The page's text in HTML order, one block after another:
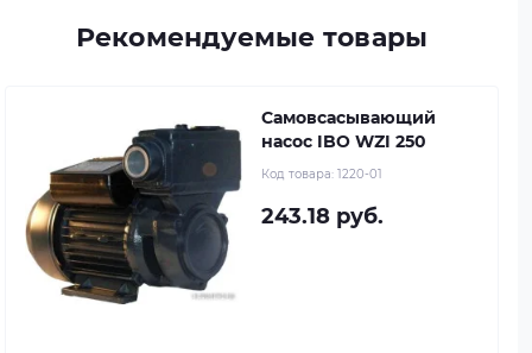
Рекомендуемые товары
Самовсасывающий
насос IBO WZI 250
Код товара: 1220-01
243.18 руб.